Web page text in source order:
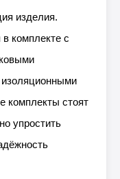
изделия.
комплекте с
комплекты стоят
упростить